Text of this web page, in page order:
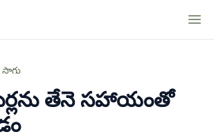
సాగు
తేనె సహాయంతో